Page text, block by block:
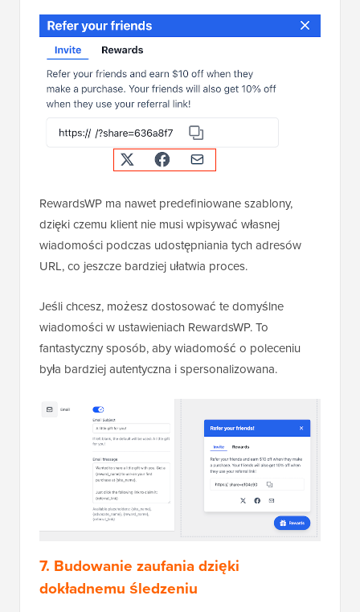
RewardsWP ma nawet predefiniowane szablony,
dzięki czemu klient nie musi wpisywać własnej
wiadomości podczas udostępniania tych adresów
URL, co jeszcze bardziej ułatwia proces.
Jeśli chcesz, możesz dostosować te domyślne
wiadomości w ustawieniach RewardsWP. To
fantastyczny sposób, aby wiadomość o poleceniu
była bardziej autentyczna i spersonalizowana.
7. Budowanie zaufania dzięki
dokładnemu śledzeniu